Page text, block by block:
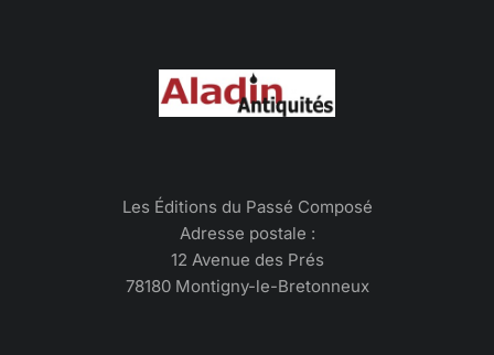
Les Éditions du Passé Composé
Adresse postale :
12 Avenue des Prés
78180 Montigny-le-Bretonneux